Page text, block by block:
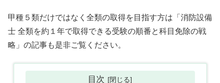
甲種５類だけではなく全類の取得を目指す方は「 消防設備
士 全類を約１年で取得できる受験の順番と科目免除の戦
略 」の記事も是非ご覧ください。
目次